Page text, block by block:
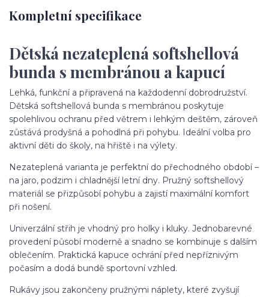
Kompletní specifikace
Dětská nezateplená softshellová
bunda s membránou a kapucí
Lehká, funkční a připravená na každodenní dobrodružství.
Dětská softshellová bunda s membránou poskytuje
spolehlivou ochranu před větrem i lehkým deštěm, zároveň
zůstává prodyšná a pohodlná při pohybu. Ideální volba pro
aktivní děti do školy, na hřiště i na výlety.
Nezateplená varianta je perfektní do přechodného období –
na jaro, podzim i chladnější letní dny. Pružný softshellový
materiál se přizpůsobí pohybu a zajistí maximální komfort
při nošení.
Univerzální střih je vhodný pro holky i kluky. Jednobarevné
provedení působí moderně a snadno se kombinuje s dalším
oblečením. Praktická kapuce ochrání před nepříznivým
počasím a dodá bundě sportovní vzhled.
Rukávy jsou zakončeny pružnými náplety, které zvyšují